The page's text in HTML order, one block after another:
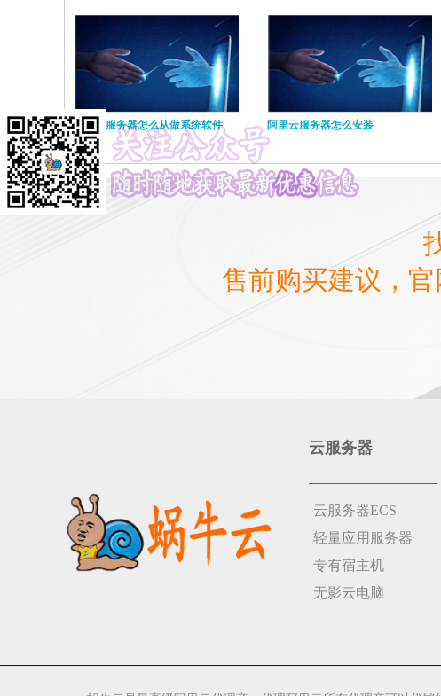
阿里云服务器怎么从做系统软件 阿里云服务器怎么安装
售前购买建议，
云服务器
云服务器ECS
轻量应用服务器
专有宿主机
无影云电脑